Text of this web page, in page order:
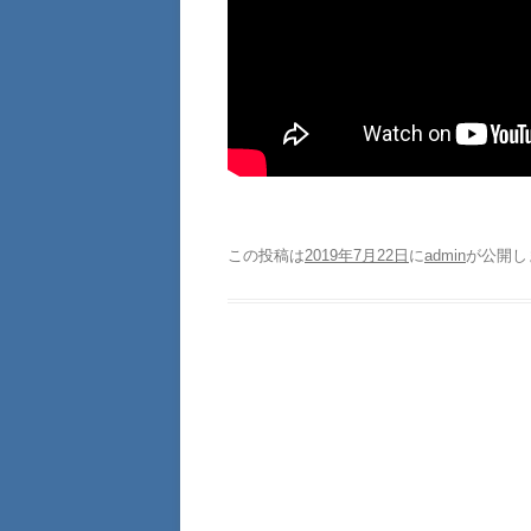
この投稿は2019年7月22日 にadminが公開し